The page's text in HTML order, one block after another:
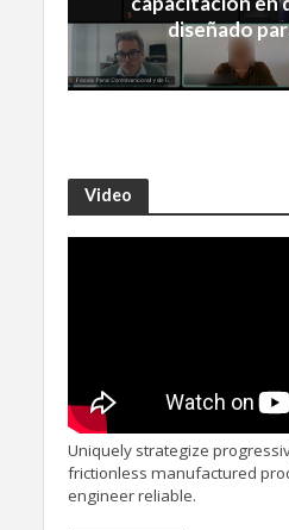
diseñado
Video
Uniquely strategize
frictionless manufactured
engineer reliable.